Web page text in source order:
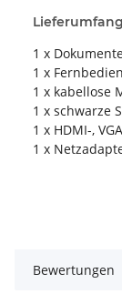
Lieferumfang
1 x
1 x
1 x kabellose
1 x schwarze
1 x HDMI-,
1 x
Bewertungen